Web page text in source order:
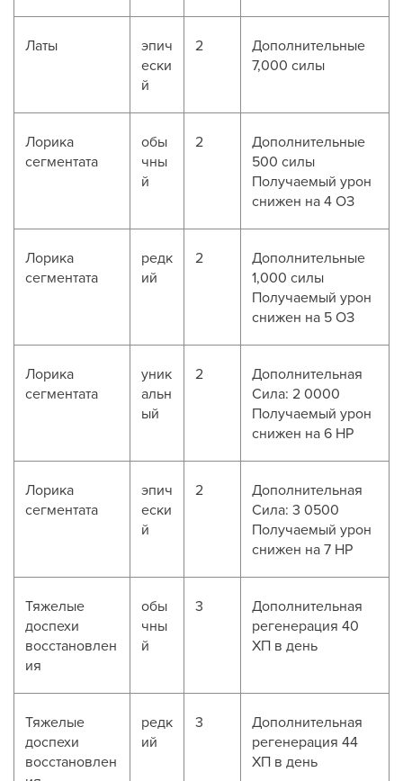
Латы
эпич
ески
й
2
Дополнительные
7,000 силы
Лорика
сегментата
обы
чны
й
2
Дополнительные
500 силы
Получаемый урон
снижен на 4 ОЗ
Лорика
сегментата
редк
ий
2
Дополнительные
1,000 силы
Получаемый урон
снижен на 5 ОЗ
Лорика
сегментата
уник
альн
ый
2
Дополнительная
Сила: 2 0000
Получаемый урон
снижен на 6 HP
Лорика
сегментата
эпич
ески
й
2
Дополнительная
Сила: 3 0500
Получаемый урон
снижен на 7 HP
Тяжелые
доспехи
восстановлен
ия
обы
чны
й
3
Дополнительная
регенерация 40
ХП в день
Тяжелые
доспехи
восстановлен
редк
ий
3
Дополнительная
регенерация 44
ХП в день